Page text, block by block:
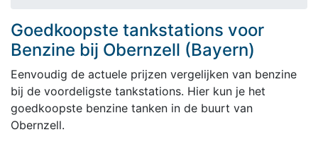
Goedkoopste tankstations voor
Benzine bij Obernzell (Bayern)
Eenvoudig de actuele prijzen vergelijken van benzine
bij de voordeligste tankstations. Hier kun je het
goedkoopste benzine tanken in de buurt van
Obernzell.